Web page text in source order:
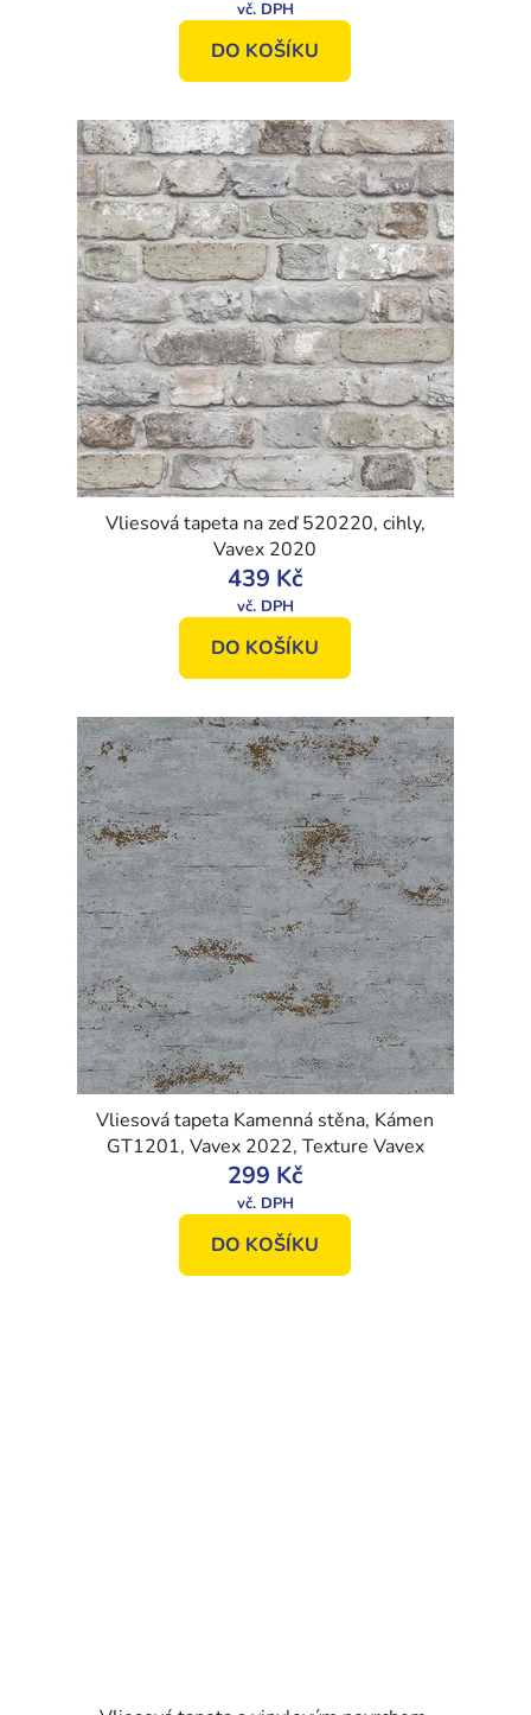
DO KOŠÍKU
Vliesová tapeta na zeď 520220, cihly,
Vavex 2020
439 Kč
DO KOŠÍKU
Vliesová tapeta Kamenná stěna, Kámen
GT1201, Vavex 2022, Texture Vavex
299 Kč
DO KOŠÍKU